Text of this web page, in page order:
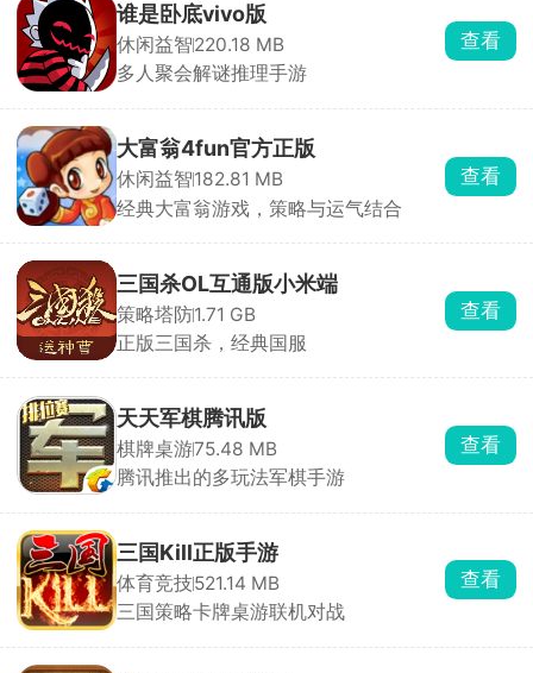
谁是卧底vivo版
休闲益智220.18 MB
多人聚会解谜推理手游
查看
大富翁4fun官方正版
休闲益智182.81 MB
经典大富翁游戏，策略与运气结合
查看
三国杀OL互通版小米端
策略塔防1.71 GB
正版三国杀，经典国服
查看
天天军棋腾讯版
棋牌桌游75.48 MB
腾讯推出的多玩法军棋手游
查看
三国Kill正版手游
体育竞技521.14 MB
三国策略卡牌桌游联机对战
查看